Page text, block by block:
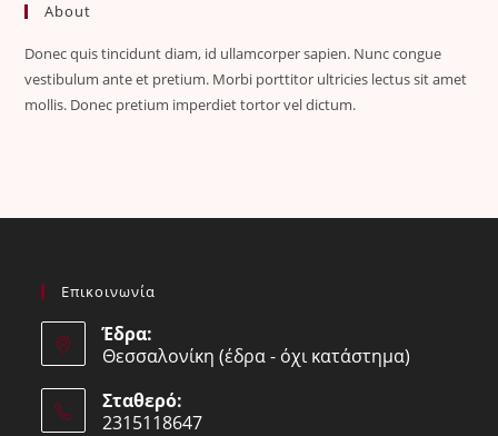
About
Donec quis tincidunt diam, id ullamcorper sapien. Nunc congue
vestibulum ante et pretium. Morbi porttitor ultricies lectus sit amet
mollis. Donec pretium imperdiet tortor vel dictum.
Επικοινωνία
Έδρα:
Θεσσαλονίκη (έδρα - όχι κατάστημα)
Σταθερό:
2315118647